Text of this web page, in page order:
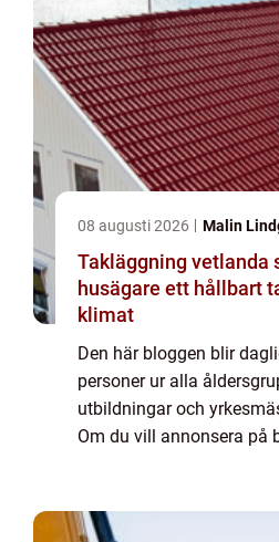
08 augusti 2026 Malin
Takläggning vetlanda så säkrar
husägare ett hållbart
klimat
Den här bloggen blir
personer ur alla
utbildningar och
Om du vill annonsera på
redaktionen så...